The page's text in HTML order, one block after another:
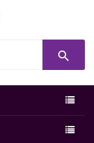
search